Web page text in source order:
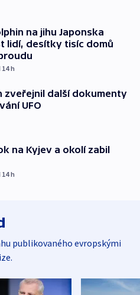
na jihu Japonska
lidí, desítky tisíc domů
14h
zveřejnil další dokumenty
UFO
na Kyjev a okolí zabil
14h
publikovaného evropskými